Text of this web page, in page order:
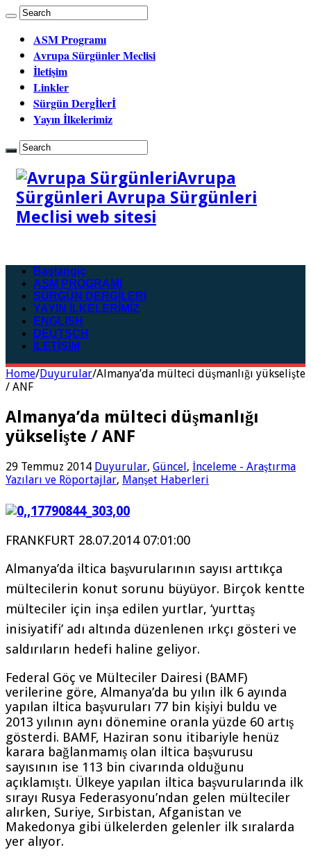
ASM Programı
Avrupa Sürgünler Meclisi
İletişim
Linkler
Sürgün Dergİlerİ
Yayın İlkelerimiz
Avrupa
Sürgünleri Avrupa Sürgünleri
Meclisi web sitesi
Başlangıç
ASM PROGRAMI
SÜRGÜN DERGİLERİ
YAYIN İLKELERİMİZ
ENGLISH
DEUTSCH
İLETİŞİM
Home/Duyurular/Almanya’da mülteci düşmanlığı yükselişte
/ ANF
Almanya’da mülteci düşmanlığı
yükselişte / ANF
29 Temmuz 2014 Duyurular, Güncel, İnceleme - Araştırma
Yazıları ve Röportajlar, Manşet Haberleri
FRANKFURT 28.07.2014 07:01:00
Almanya’da iltica başvurularının sayısı arttıkça
mültecilerin konut sorunu büyüyor. Birçok kentte
mülteciler için inşa edilen yurtlar, ‘yurttaş
inisiyatifi’ adı altında düzenlenen ırkçı gösteri ve
saldırıların hedefi haline geliyor.
Federal Göç ve Mülteciler Dairesi (BAMF)
verilerine göre, Almanya’da bu yılın ilk 6 ayında
yapılan iltica başvuruları 77 bin kişiyi buldu ve
2013 yılının aynı dönemine oranla yüzde 60 artış
gösterdi. BAMF, Haziran sonu itibariyle henüz
karara bağlanmamış olan iltica başvurusu
sayısının ise 113 bin civarında olduğunu
açıklamıştı. Ülkeye yapılan iltica başvurularında ilk
sırayı Rusya Federasyonu’ndan gelen mülteciler
alırken, Suriye, Sırbistan, Afganistan ve
Makedonya gibi ülkelerden gelenler ilk sıralarda
yer alıyor.